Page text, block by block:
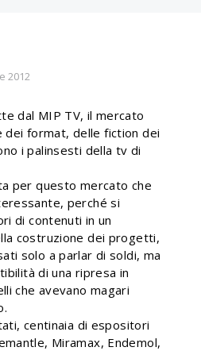
2012
dal MIP TV, il mercato
format, delle fiction dei
i palinsesti della tv di
per questo mercato che
perché si
di contenuti in un
costruzione dei progetti,
solo a parlar di soldi, ma
di una ripresa in
che avevano magari
centinaia di espositori
Miramax, Endemol,